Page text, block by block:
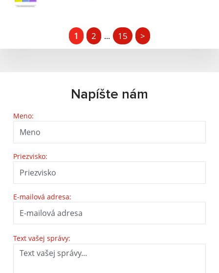
1 2 ... 15 >
Napíšte nám
Meno:
Priezvisko:
E-mailová adresa:
Text vašej správy: